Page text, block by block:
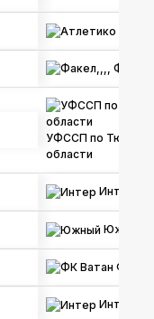
УФССП по
области
Интер
Южный
ФК
Интер